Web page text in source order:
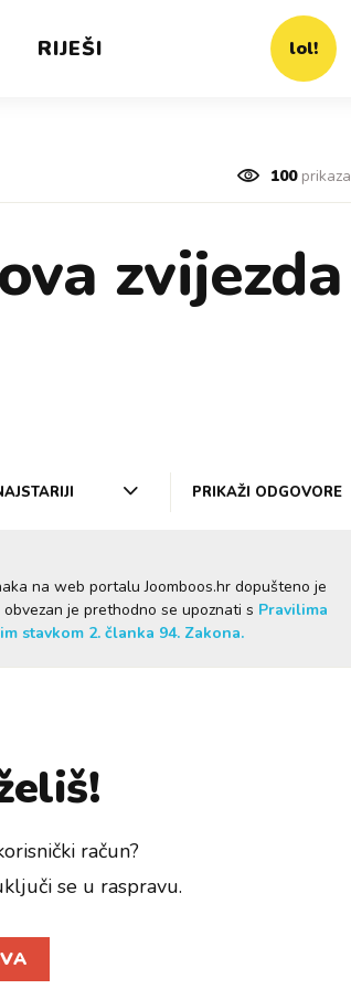
RIJEŠI lol!
100prikaza
zvijezda
PRIKAŽI ODGOVORE
na web portalu Joomboos.hr dopušteno je
je prethodno se upoznati s Pravilima
stavkom 2. članka 94. Zakona.
račun?
se u raspravu.